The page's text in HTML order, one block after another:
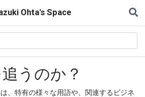
Ohta's Space
うのか？
、特有の様々な用語や、関連するビジネ